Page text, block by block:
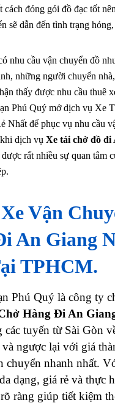
cách đóng gói đồ đạc tốt
sẽ dẫn đến tình trạng
nhu cầu vận chuyển đồ
những người chuyển
thấy được nhu cầu thuê
Phú Quý mở dịch vụ Xe
Nhất để phục vụ nhu cầu
dịch vụ Xe tải chở đồ đi
rất nhiều sự quan tâm
Vận
An Giang
TPHCM.
Phú Quý là công ty
Hàng Đi An
các tuyến từ Sài Gòn
ngược lại với giá
chuyển nhanh nhất.
dạng, giá rẻ và thực
ràng giúp tiết kiệm